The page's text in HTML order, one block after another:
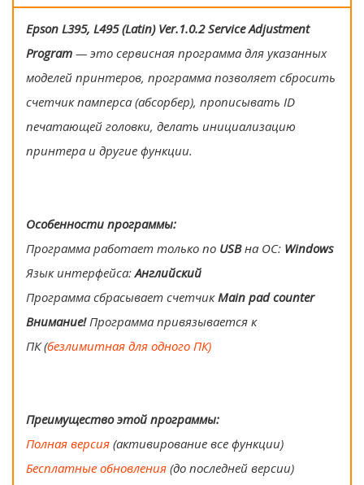
Epson L395, L495 (Latin) Ver.1.0.2 Service Adjustment
Program — это сервисная программа для указанных
моделей принтеров, программа позволяет сбросить
счетчик памперса (абсорбер), прописывать ID
печатающей головки, делать инициализацию
принтера и другие функции.
Особенности программы:
Программа работает только по USBна ОС: Windows
Язык интерфейса:Английский
Программа сбрасывает счетчикMain pad counter
Внимание! Программа привязывается к
ПК (безлимитная для одного ПК)
Преимущество этой программы:
Полная версия (активирование все функции)
Бесплатные обновления (до последней версии)